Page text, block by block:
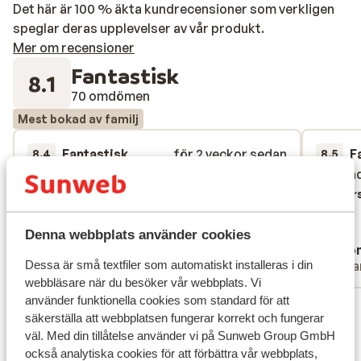
Denna webbplats använder cookies
Dessa är små textfiler som automatiskt installeras i din
webbläsare när du besöker vår webbplats. Vi
använder funktionella cookies som standard för att
säkerställa att webbplatsen fungerar korrekt och fungerar
väl. Med din tillåtelse använder vi på Sunweb Group GmbH
också analytiska cookies för att förbättra vår webbplats,
Det här är 100 % äkta kundrecensioner som verkligen
speglar deras upplevelser av vår produkt.
Mer om recensioner
8.1 Fantastisk
70 omdömen
Mest bokad av familj
8.4 Fantastisk
för 2 veckor sedan
Helt fint. Men den dag der var tyrkisk
aften, blev vi henvisy til ikke at sidde i
restaurenten, selvom vi havde all inclusive
Helt fint. Men den dag der var tyrkisk
aften, blev vi henvisy til ikke at sidde i
restaurenten, selvom vi havde all inclusive
Översätt till svenska
Familj
8.5
Visa alla 70 omdömen
Läge